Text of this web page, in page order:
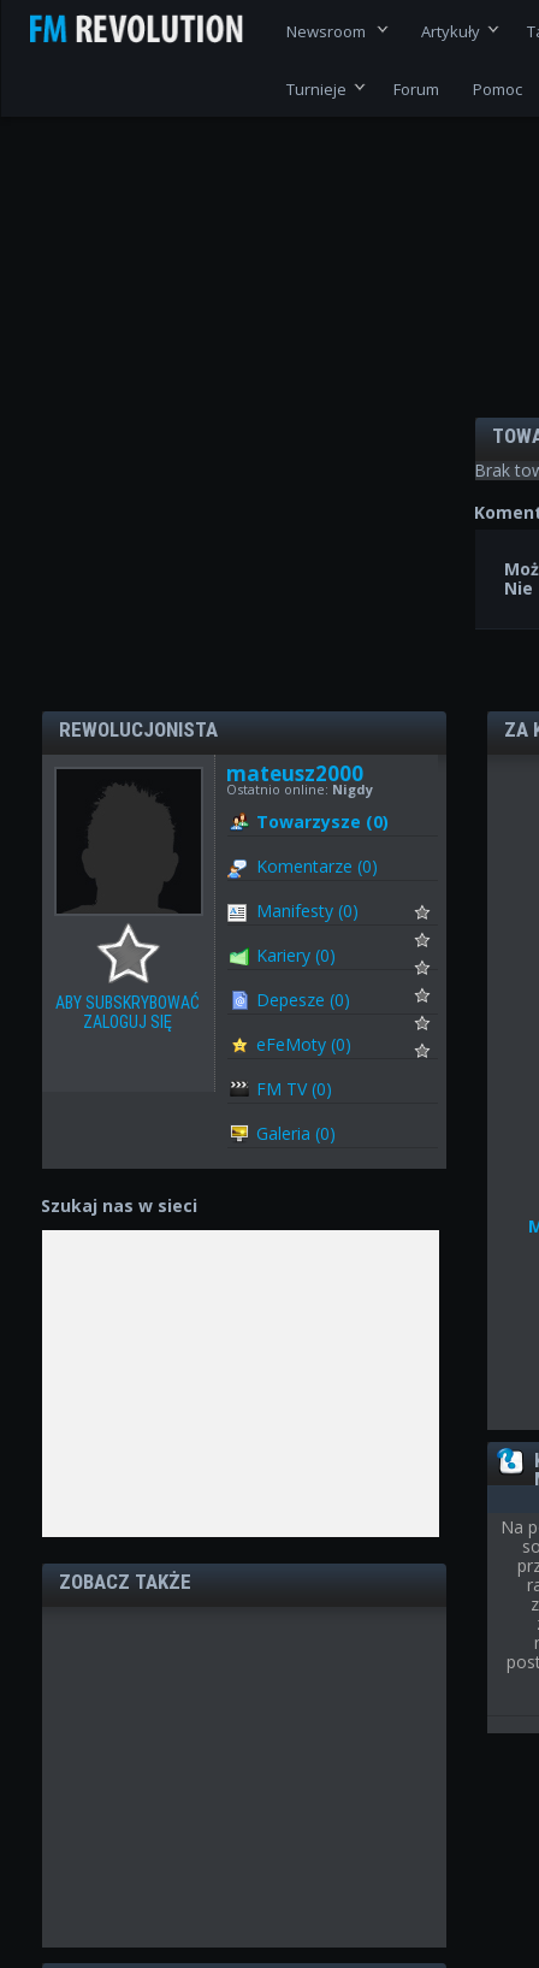
Newsroom Artykuły
Turnieje Forum Pomoc
Brak
REWOLUCJONISTA
ABY SUBSKRYBOWAĆ
ZALOGUJ SIĘ
mateusz2000
Ostatnio online: Nigdy
Towarzysze (0)
Komentarze (0)
Manifesty (0)
Kariery (0)
Depesze (0)
eFeMoty (0)
FM TV (0)
Galeria (0)
Szukaj nas w sieci
ZOBACZ TAKŻE
ZA
Na